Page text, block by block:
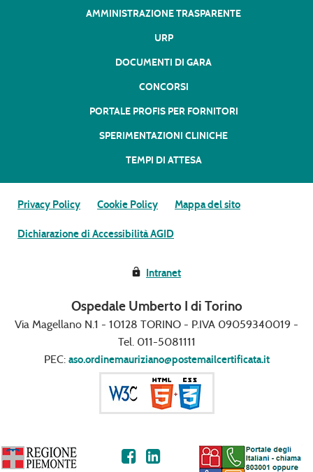
AMMINISTRAZIONE TRASPARENTE
URP
DOCUMENTI DI GARA
CONCORSI
PORTALE PROFIS PER FORNITORI
SPERIMENTAZIONI CLINICHE
TEMPI DI ATTESA
Privacy Policy Cookie Policy Mappa del sito
Dichiarazione di Accessibilità AGID
Intranet
Ospedale Umberto I di Torino
Via Magellano N.1 - 10128 TORINO - P.IVA 09059340019 -
Tel. 011-5081111
PEC: aso.ordinemauriziano@postemailcertificata.it